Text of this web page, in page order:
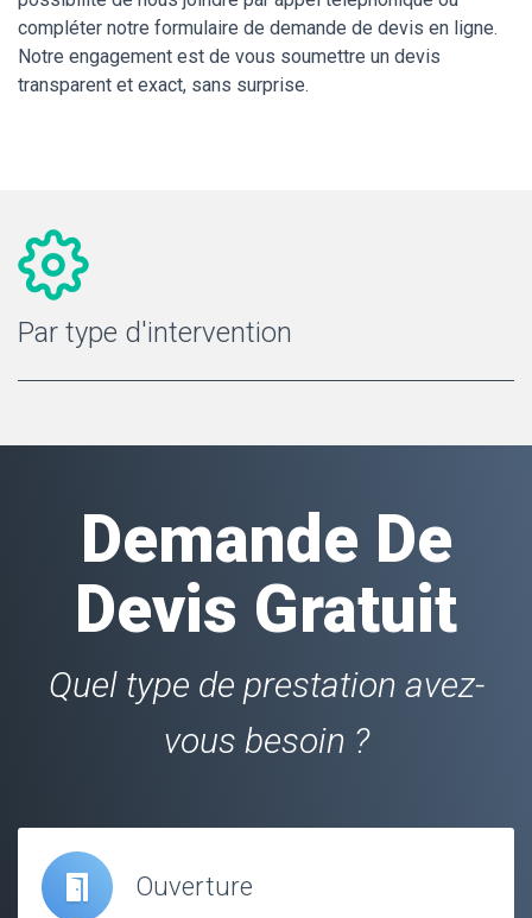
compléter notre formulaire de demande de devis en ligne.
Notre engagement est de vous soumettre un devis
transparent et exact, sans surprise.
Par type d'intervention
Demande De
Devis Gratuit
Quel type de prestation avez-
vous besoin ?
Ouverture